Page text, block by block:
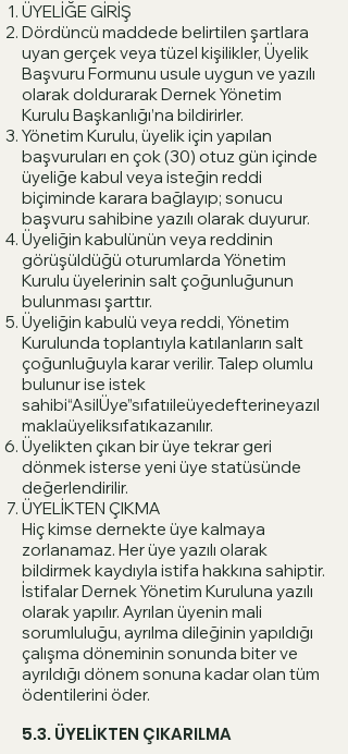
ÜYELİĞE GİRİŞ
Dördüncü maddede belirtilen şartlara
uyan gerçek veya tüzel kişilikler, Üyelik
Başvuru Formunu usule uygun ve yazılı
olarak doldurarak Dernek Yönetim
Kurulu Başkanlığı’na bildirirler.
Yönetim Kurulu, üyelik için yapılan
başvuruları en çok (30) otuz gün içinde
üyeliğe kabul veya isteğin reddi
biçiminde karara bağlayıp; sonucu
başvuru sahibine yazılı olarak duyurur.
Üyeliğin kabulünün veya reddinin
görüşüldüğü oturumlarda Yönetim
Kurulu üyelerinin salt çoğunluğunun
bulunması şarttır.
Üyeliğin kabulü veya reddi, Yönetim
Kurulunda toplantıyla katılanların salt
çoğunluğuyla karar verilir. Talep olumlu
bulunur ise istek
sahibi“AsilÜye”sıfatıileüyedefterineyazıl
maklaüyeliksıfatıkazanılır.
Üyelikten çıkan bir üye tekrar geri
dönmek isterse yeni üye statüsünde
değerlendirilir.
ÜYELİKTEN ÇIKMA
Hiç kimse dernekte üye kalmaya
zorlanamaz. Her üye yazılı olarak
bildirmek kaydıyla istifa hakkına sahiptir.
İstifalar Dernek Yönetim Kuruluna yazılı
olarak yapılır. Ayrılan üyenin mali
sorumluluğu, ayrılma dileğinin yapıldığı
çalışma döneminin sonunda biter ve
ayrıldığı dönem sonuna kadar olan tüm
ödentilerini öder.
5.3. ÜYELİKTEN ÇIKARILMA